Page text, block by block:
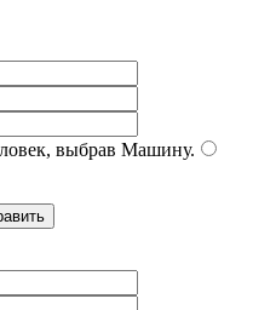
выбрав Машину.